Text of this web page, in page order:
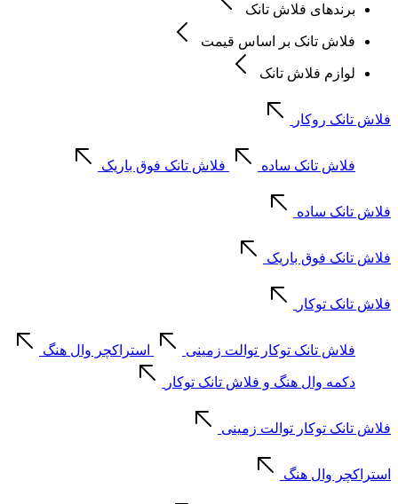
برندهای فلاش تانک
فلاش تانک بر اساس قیمت
لوازم فلاش تانک
فلاش تانک روکار
فلاش تانک ساده فلاش تانک فوق باریک
فلاش تانک ساده
فلاش تانک فوق باریک
فلاش تانک توکار
فلاش تانک توکار توالت زمینی استراکچر وال هنگ
دکمه وال هنگ و فلاش تانک توکار
فلاش تانک توکار توالت زمینی
استراکچر وال هنگ